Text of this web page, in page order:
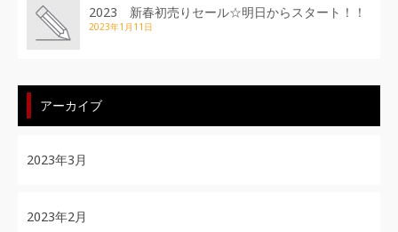
2023 新春初売りセール☆明日からスタート！！
2023年1月11日
アーカイブ
2023年3月
2023年2月